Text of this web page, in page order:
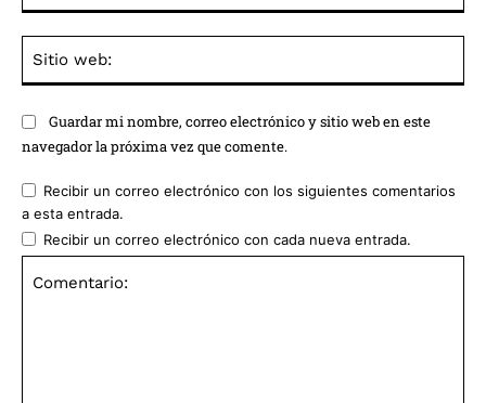
Guardar mi nombre, correo electrónico y sitio web en este
navegador la próxima vez que comente.
Recibir un correo electrónico con los siguientes comentarios
a esta entrada.
Recibir un correo electrónico con cada nueva entrada.